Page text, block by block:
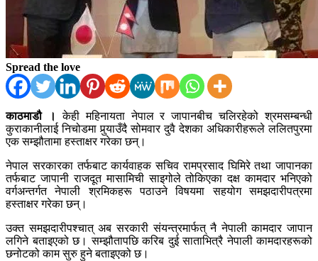
Spread the love
काठमाडौ ।केही महिनायता नेपाल र जापानबीच चलिरहेको श्रमसम्बन्धी
कुराकानीलाई निचोडमा पुर्‍याउँदै सोमवार दुवै देशका अधिकारीहरूले ललितपुरमा
एक सम्झौतामा हस्ताक्षर गरेका छन्।
नेपाल सरकारका तर्फबाट कार्यवाहक सचिव रामप्रसाद घिमिरे तथा जापानका
तर्फबाट जापानी राजदूत मासामिची साइगोले तोकिएका दक्ष कामदार भनिएको
वर्गअन्तर्गत नेपाली श्रमिकहरू पठाउने विषयमा सहयोग समझदारीपत्रमा
हस्ताक्षर गरेका छन्।
उक्त समझदारीपश्चात् अब सरकारी संयन्त्रमार्फत् नै नेपाली कामदार जापान
लगिने बताइएको छ। सम्झौतापछि करिब दुई साताभित्रै नेपाली कामदारहरूको
छनोटको काम सुरु हुने बताइएको छ।